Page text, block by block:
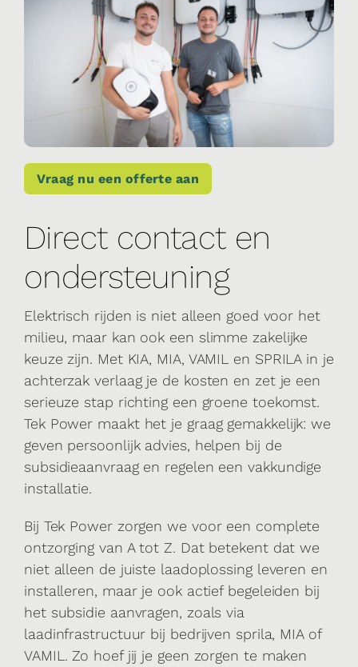
Vraag nu een offerte aan
Direct contact en
ondersteuning
Elektrisch rijden is niet alleen goed voor het
milieu, maar kan ook een slimme zakelijke
keuze zijn. Met KIA, MIA, VAMIL en SPRILA in je
achterzak verlaag je de kosten en zet je een
serieuze stap richting een groene toekomst.
Tek Power maakt het je graag gemakkelijk: we
geven persoonlijk advies, helpen bij de
subsidieaanvraag en regelen een vakkundige
installatie.
Bij Tek Power zorgen we voor een complete
ontzorging van A tot Z. Dat betekent dat we
niet alleen de juiste laadoplossing leveren en
installeren, maar je ook actief begeleiden bij
het subsidie aanvragen, zoals via
laadinfrastructuur bij bedrijven sprila, MIA of
VAMIL. Zo hoef jij je geen zorgen te maken